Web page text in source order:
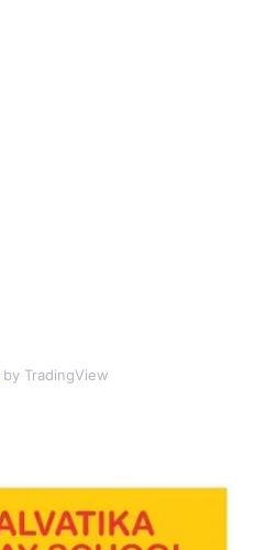
by TradingView